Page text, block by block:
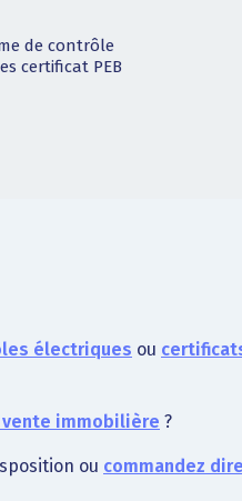
de contrôle
certificat PEB
électriques ou
vente immobilière ?
ou commandez